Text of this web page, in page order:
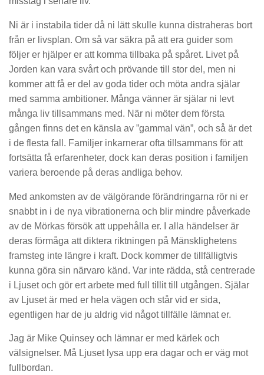
Ni är i instabila tider då ni lätt skulle kunna distraheras bort
från er livsplan. Om så var säkra på att era guider som
följer er hjälper er att komma tillbaka på spåret. Livet på
Jorden kan vara svårt och prövande till stor del, men ni
kommer att få er del av goda tider och möta andra själar
med samma ambitioner. Många vänner är själar ni levt
många liv tillsammans med. När ni möter dem första
gången finns det en känsla av ”gammal vän”, och så är det
i de flesta fall. Familjer inkarnerar ofta tillsammans för att
fortsätta få erfarenheter, dock kan deras position i familjen
variera beroende på deras andliga behov.
Med ankomsten av de välgörande förändringarna rör ni er
snabbt in i de nya vibrationerna och blir mindre påverkade
av de Mörkas försök att uppehålla er. I alla händelser är
deras förmåga att diktera riktningen på Mänsklighetens
framsteg inte längre i kraft. Dock kommer de tillfälligtvis
kunna göra sin närvaro känd. Var inte rädda, stå centrerade
i Ljuset och gör ert arbete med full tillit till utgången. Själar
av Ljuset är med er hela vägen och står vid er sida,
egentligen har de ju aldrig vid något tillfälle lämnat er.
Jag är Mike Quinsey och lämnar er med kärlek och
välsignelser. Må Ljuset lysa upp era dagar och er väg mot
fullbordan.